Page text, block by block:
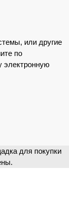
или другие
по
электронную
для покупки